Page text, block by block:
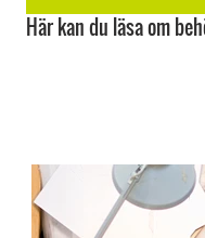
Här kan du läsa om